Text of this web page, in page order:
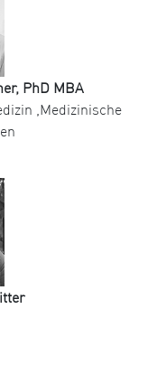
PhD MBA
,Medizinische